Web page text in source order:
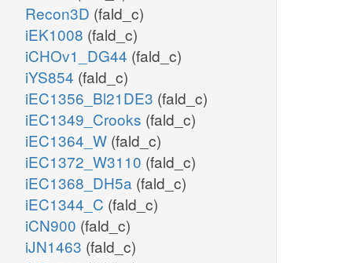
Recon3D (fald_c)
iEK1008 (fald_c)
iCHOv1_DG44 (fald_c)
iYS854 (fald_c)
iEC1356_Bl21DE3 (fald_c)
iEC1349_Crooks (fald_c)
iEC1364_W (fald_c)
iEC1372_W3110 (fald_c)
iEC1368_DH5a (fald_c)
iEC1344_C (fald_c)
iCN900 (fald_c)
iJN1463 (fald_c)